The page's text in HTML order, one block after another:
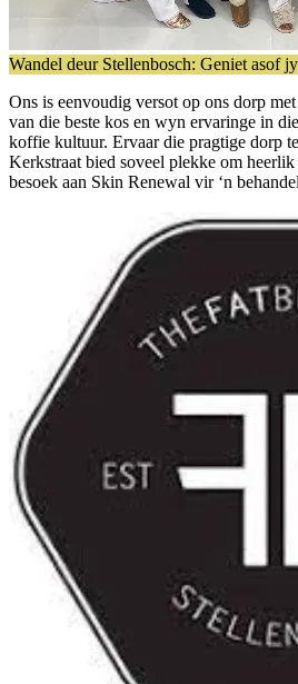
Wandel deur Stellenbosch: Geniet asof
Ons is eenvoudig versot op ons dorp
van die beste kos en wyn ervaringe in
koffie kultuur. Ervaar die pragtige dorp
Kerkstraat bied soveel plekke om
besoek aan Skin Renewal vir ‘n